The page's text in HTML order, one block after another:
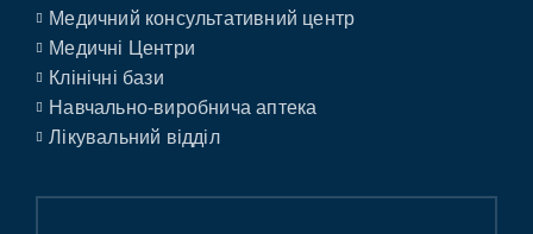
Медичний консультативний центр
Медичні Центри
Клінічні бази
Навчально-виробнича аптека
Лікувальний відділ